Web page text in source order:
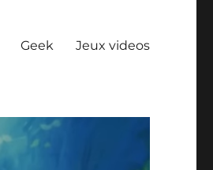
Geek Jeux videos